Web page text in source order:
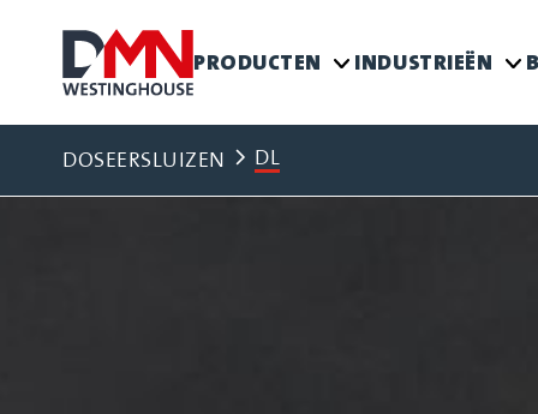
PRODUCTEN INDUSTRIEËN
DOSEERSLUIZEN DL